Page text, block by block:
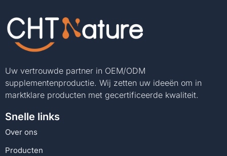
Uw vertrouwde partner in OEM/ODM
supplementenproductie. Wij zetten uw ideeën om in
marktklare producten met gecertificeerde kwaliteit.
Snelle links
Over ons
Producten